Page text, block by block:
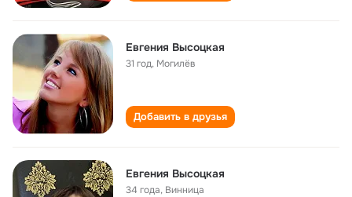
Евгения Высоцкая
31 год, Могилёв
Добавить в друзья
Евгения Высоцкая
34 года, Винница